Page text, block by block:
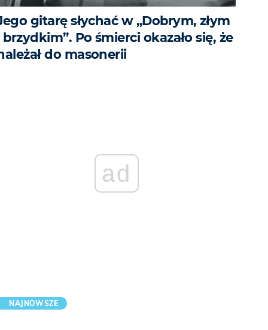
gitarę słychać w „Dobrym, złym
brzydkim”. Po śmierci okazało się, że
do masonerii
ad
NAJNOWSZE